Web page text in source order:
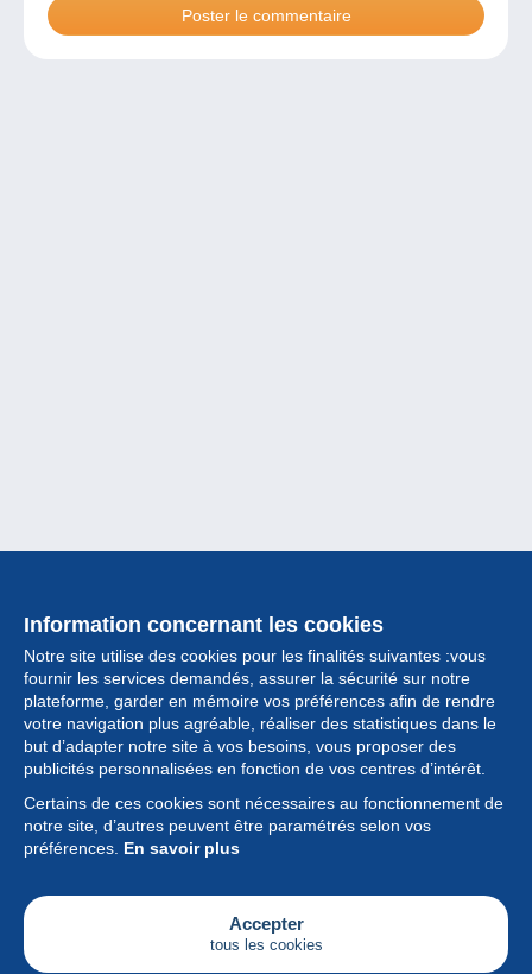
Information concernant les cookies
Notre site utilise des cookies pour les finalités suivantes :vous
fournir les services demandés, assurer la sécurité sur notre
plateforme, garder en mémoire vos préférences afin de rendre
votre navigation plus agréable, réaliser des statistiques dans le
but d’adapter notre site à vos besoins, vous proposer des
publicités personnalisées en fonction de vos centres d’intérêt.
Certains de ces cookies sont nécessaires au fonctionnement de
notre site, d’autres peuvent être paramétrés selon vos
préférences. En savoir plus
Accepter
tous les cookies
Collection
Actualités
Fonctionnalités
Société
Services